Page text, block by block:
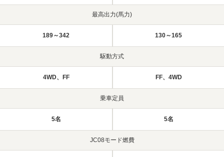
最高出力(馬力)
189～342 130～165
駆動方式
4WD、FF FF、4WD
乗車定員
5名 5名
JC08モード燃費